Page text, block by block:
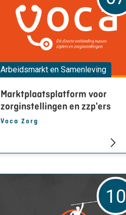
Marktplaatsplatform voor
zorginstellingen en zzp'ers
Voca Zorg
Arbeidsmarkt en Samenleving
10